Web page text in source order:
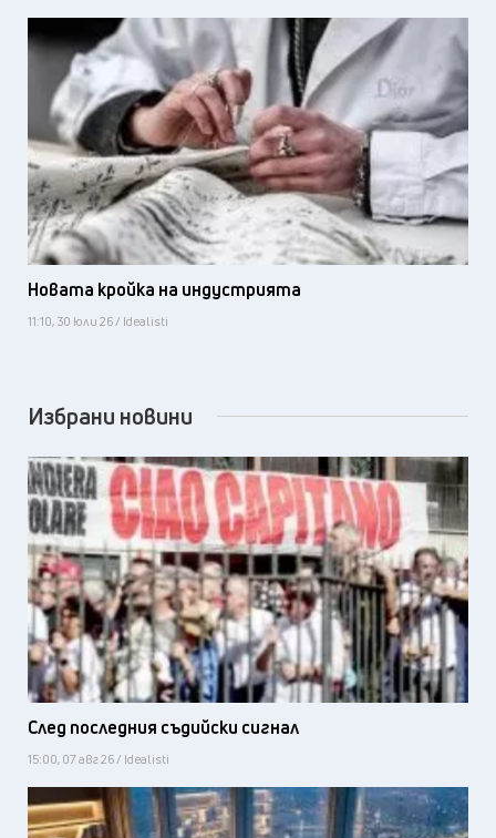
Новата кройка на индустрията
11:10, 30 юли 26 / Idealisti
Избрани новини
След последния съдийски сигнал
15:00, 07 авг 26 / Idealisti